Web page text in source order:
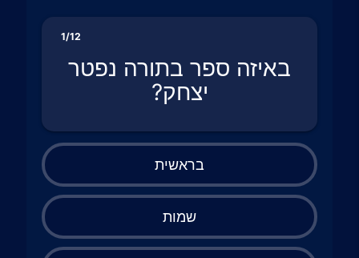
1/12
באיזה ספר בתורה נפטר
יצחק?
בראשית
שמות